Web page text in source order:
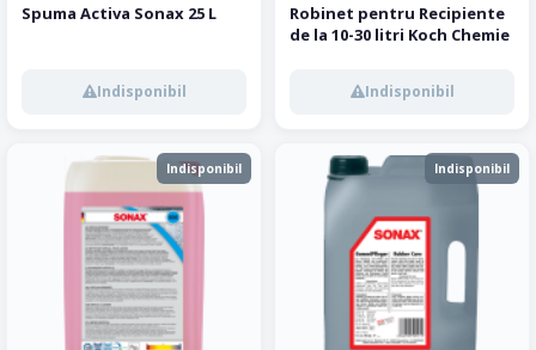
Spuma Activa Sonax 25 L
Indisponibil
Robinet pentru Recipiente
de la 10-30 litri Koch Chemie
Indisponibil
Indisponibil Indisponibil